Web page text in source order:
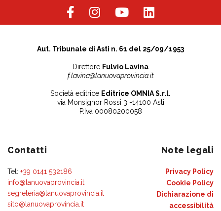
Aut. Tribunale di Asti n. 61 del 25/09/1953
Direttore Fulvio Lavina
f.lavina@lanuovaprovincia.it
Società editrice Editrice OMNIA S.r.l.
via Monsignor Rossi 3 -14100 Asti
P.Iva 00080200058
Contatti
Tel: +39 0141 532186
info@lanuovaprovincia.it
segreteria@lanuovaprovincia.it
sito@lanuovaprovincia.it
Note legali
Privacy Policy
Cookie Policy
Dichiarazione di
accessibilità